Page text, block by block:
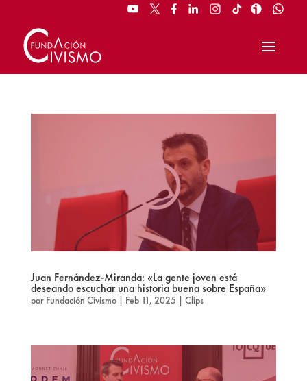
Juan Fernández-Miranda: «La gente joven está
deseando escuchar una historia buena sobre España»
por Fundación Civismo| Feb 11, 2025 Clips